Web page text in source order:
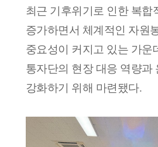
최근 기후위기로 인한 복합
증가하면서 체계적인 자원
중요성이 커지고 있는 가운
통자단의 현장 대응 역량과
강화하기 위해 마련됐다.